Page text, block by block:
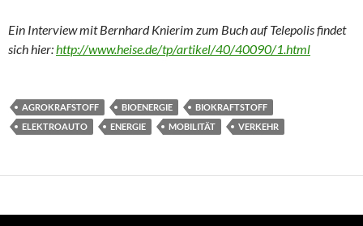
Ein Interview mit Bernhard Knierim zum Buch auf Telepolis findet
sich hier:http://www.heise.de/tp/artikel/40/40090/1.html
AGROKRAFSTOFF BIOENERGIE
BIOKRAFTSTOFF
ELEKTROAUTO
ENERGIE MOBILITÄT VERKEHR